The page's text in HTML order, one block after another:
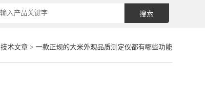
技术文章> 一款正规的大米外观品质测定仪都有哪些功能